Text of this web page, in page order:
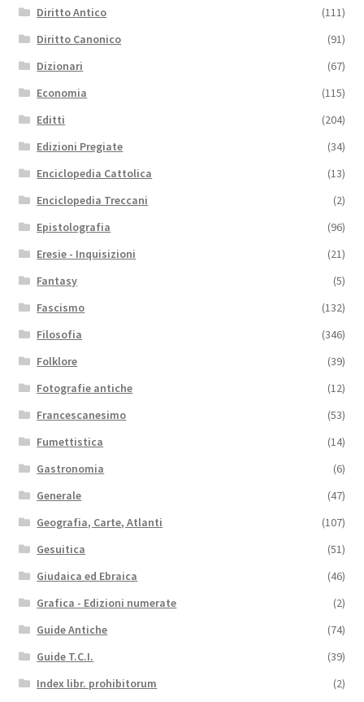
Diritto Antico
(111)
Diritto Canonico
(91)
Dizionari
(67)
Economia
(115)
Editti
(204)
Edizioni Pregiate
(34)
Enciclopedia Cattolica
(13)
Enciclopedia Treccani
(2)
Epistolografia
(96)
Eresie - Inquisizioni
(21)
Fantasy
(5)
Fascismo
(132)
Filosofia
(346)
Folklore
(39)
Fotografie antiche
(12)
Francescanesimo
(53)
Fumettistica
(14)
Gastronomia
(6)
Generale
(47)
Geografia, Carte, Atlanti
(107)
Gesuitica
(51)
Giudaica ed Ebraica
(46)
Grafica - Edizioni numerate
(2)
Guide Antiche
(74)
Guide T.C.I.
(39)
Index libr. prohibitorum
(2)